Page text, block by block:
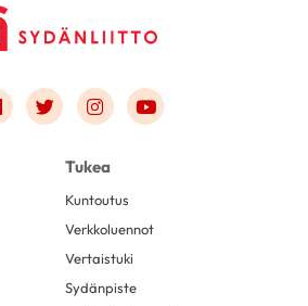
Link to facebook
Link to twitter
Link to instagram
Link to youtube
Tukea
Kuntoutus
Verkkoluennot
Vertaistuki
Sydänpiste